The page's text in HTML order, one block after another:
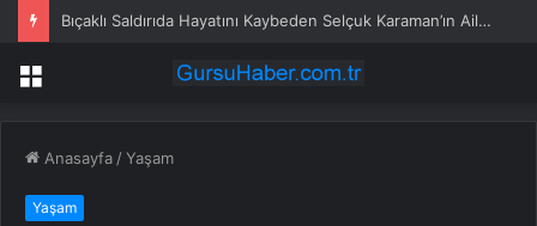
Bıçaklı Saldırıda Hayatını Kaybeden Selçuk Karaman’ın Ailesi AYM’ye Başvurdu
Menü
Anasayfa /Yaşam
Yaşam